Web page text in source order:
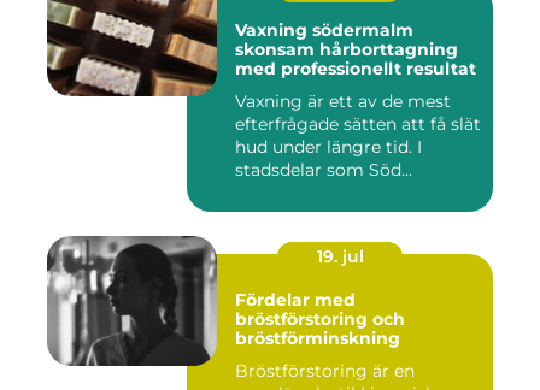
Vaxning södermalm
skonsam hårborttagning
med professionellt resultat
Vaxning är ett av de mest
efterfrågade sätten att få slät
hud under längre tid. I
stadsdelar som Söd...
19. jul
Fördelar med
bröstförstoring och
bröstförminskning
Bröstförstoring är en